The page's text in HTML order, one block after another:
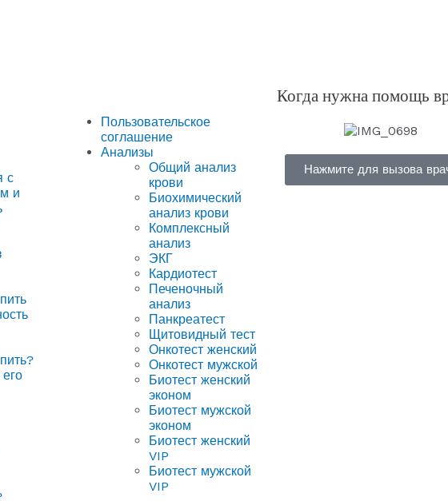
с
и
Пользовательское
соглашение
Анализы
Общий анализ
крови
Биохимический
анализ крови
Комплексный
анализ
ЭКГ
Кардиотест
Печеночный
анализ
Панкреатест
Щитовидный тест
Онкотест женский
Онкотест мужской
Биотест женский
эконом
Биотест мужской
эконом
Биотест женский
VIP
Биотест мужской
VIP
Когда нужна помощь
Нажмите для вызова